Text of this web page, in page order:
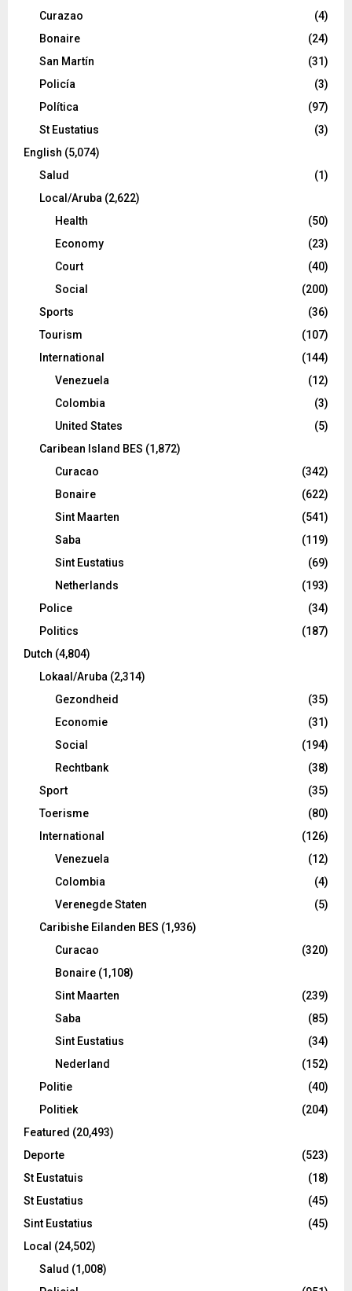
Curazao
(4)
Bonaire
(24)
San Martín
(31)
Policía
(3)
Política
(97)
St Eustatius
(3)
English (5,074)
Salud
(1)
Local/Aruba (2,622)
Health
(50)
Economy
(23)
Court
(40)
Social
(200)
Sports
(36)
Tourism
(107)
International
(144)
Venezuela
(12)
Colombia
(3)
United States
(5)
Caribean Island BES (1,872)
Curacao
(342)
Bonaire
(622)
Sint Maarten
(541)
Saba
(119)
Sint Eustatius
(69)
Netherlands
(193)
Police
(34)
Politics
(187)
Dutch (4,804)
Lokaal/Aruba (2,314)
Gezondheid
(35)
Economie
(31)
Social
(194)
Rechtbank
(38)
Sport
(35)
Toerisme
(80)
International
(126)
Venezuela
(12)
Colombia
(4)
Verenegde Staten
(5)
Caribishe Eilanden BES (1,936)
Curacao
(320)
Bonaire (1,108)
Sint Maarten
(239)
Saba
(85)
Sint Eustatius
(34)
Nederland
(152)
Politie
(40)
Politiek
(204)
Featured (20,493)
Deporte
(523)
St Eustatuis
(18)
St Eustatius
(45)
Sint Eustatius
(45)
Local (24,502)
Salud (1,008)